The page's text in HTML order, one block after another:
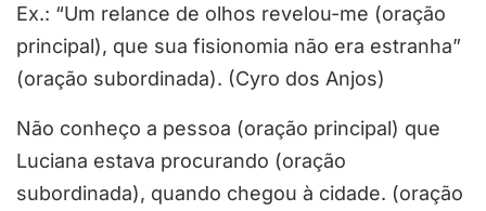
Ex.: “Um relance de olhos revelou-me (oração
principal), que sua fisionomia não era estranha”
(oração subordinada). (Cyro dos Anjos)
Não conheço a pessoa (oração principal) que
Luciana estava procurando (oração
subordinada), quando chegou à cidade. (oração